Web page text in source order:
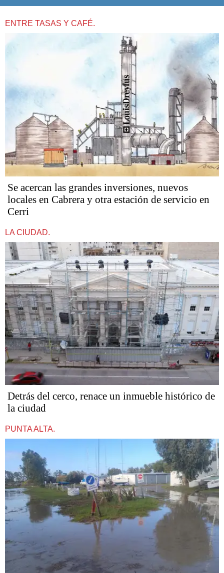
ENTRE TASAS Y CAFÉ.
Se acercan las grandes inversiones, nuevos
locales en Cabrera y otra estación de servicio en
Cerri
LA CIUDAD.
Detrás del cerco, renace un inmueble histórico de
la ciudad
PUNTA ALTA.